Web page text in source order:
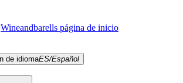
Wineandbarells página de inicio
de idiomaES/Español